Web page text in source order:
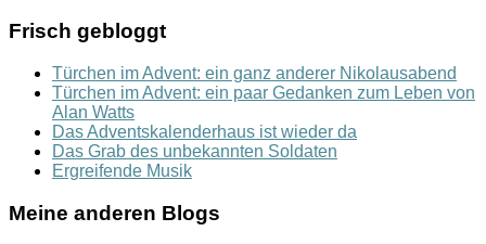
Frisch gebloggt
Türchen im Advent: ein ganz anderer Nikolausabend
Türchen im Advent: ein paar Gedanken zum Leben von
Alan Watts
Das Adventskalenderhaus ist wieder da
Das Grab des unbekannten Soldaten
Ergreifende Musik
Meine anderen Blogs